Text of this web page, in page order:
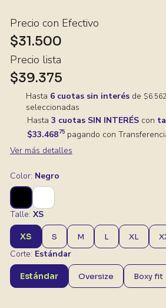
Precio con Efectivo
$31.500
Precio lista
$39.375
Hasta 6 cuotas sin interésde $6.562
seleccionadas
Hasta 3 cuotas SIN INTERÉScon
$33.46875pagando con
Ver más detalles
Color: Negro
Talle: XS
XS S M L XL
Corte: Estándar
Estándar Oversize Boxy fit